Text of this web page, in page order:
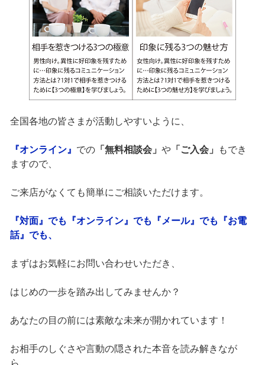
全国各地の皆さまが活動しやすいように、
『オンライン』 での「無料相談会」 や「ご入会」
もでき
ますので、
ご来店がなくても簡単にご相談いただけます。
『対面』でも『オンライン』でも『メール』でも『お電
話』でも、
まずはお気軽にお問い合わせいただき、
はじめの一歩を踏み出してみませんか？
あなたの目の前には素敵な未来が開かれています！
お相手のしぐさや言動の隠された本音を読み解きなが
ら、